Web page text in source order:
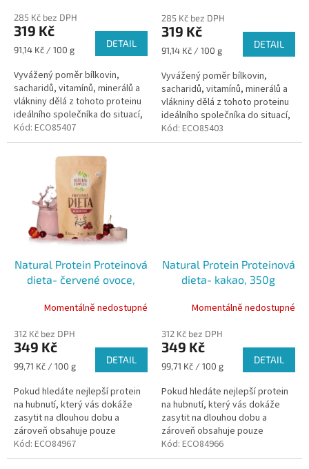
285 Kč bez DPH
319 Kč
Měrná
91,14 Kč / 100 g
DETAIL
Vyvážený poměr bílkovin,
sacharidů, vitamínů, minerálů a
vlákniny dělá z tohoto proteinu
ideálního společníka do situací,
kdy jste v jednom kole a
nestíháte se najíst.
Kód: ECO85407
285 Kč bez DPH
319 Kč
Měrná
91,14 Kč / 100 g
DETAIL
Vyvážený poměr bílkovin,
sacharidů, vitamínů, minerálů a
vlákniny dělá z tohoto proteinu
ideálního společníka do situací,
kdy jste v jednom kole a
nestíháte se najíst.
Kód: ECO85403
Natural Protein Proteinová
dieta- červené ovoce,
Momentálně nedostupné
312 Kč bez DPH
349 Kč
Měrná
99,71 Kč / 100 g
DETAIL
Pokud hledáte nejlepší protein
na hubnutí, který vás dokáže
zasytit na dlouhou dobu a
zároveň obsahuje pouze
nejkvalitnější suroviny, je tato
varianta ta pravá. Navíc je
Kód: ECO84967
Natural Protein Proteinová
dieta- kakao, 350g
Momentálně nedostupné
312 Kč bez DPH
349 Kč
Měrná
99,71 Kč / 100 g
DETAIL
Pokud hledáte nejlepší protein
na hubnutí, který vás dokáže
zasytit na dlouhou dobu a
zároveň obsahuje pouze
nejkvalitnější suroviny, je tato
varianta ta pravá. Navíc je
Kód: ECO84966